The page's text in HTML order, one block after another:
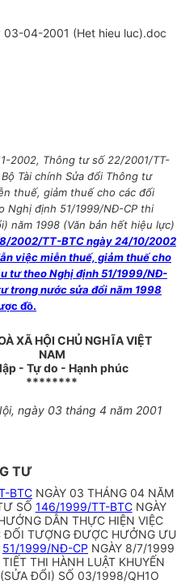
03-04-2001 (Het hieu luc).doc
2002, Thông tư số 22/2001/TT-
Tài chính Sửa đổi Thông tư
thuế, giảm thuế cho các đối
Nghị định 51/1999/NĐ-CP thi
năm 1998 (Văn bản hết hiệu lực)
2002/TT-BTC ngày 24/10/2002
việc miễn thuế, giảm thuế cho
tư theo Nghị định 51/1999/NĐ-
trong nước sửa đổi năm 1998
đồ.
XÃ HỘI CHỦ NGHĨA VIỆT
NAM
- Tự do - Hạnh phúc
********
ngày 03 tháng 4 năm 2001
TƯ
BTC NGÀY 03 THÁNG 04 NĂM
SỐ 146/1999/TT-BTCNGÀY
DẪN THỰC HIỆN VIỆC
ĐỐI TƯỢNG ĐƯỢC HƯỞNG ƯU
51/1999/NĐ-CP NGÀY 8/7/1999
THI HÀNH LUẬT KHUYẾN
ĐỔI) SỐ 03/1998/QH1O